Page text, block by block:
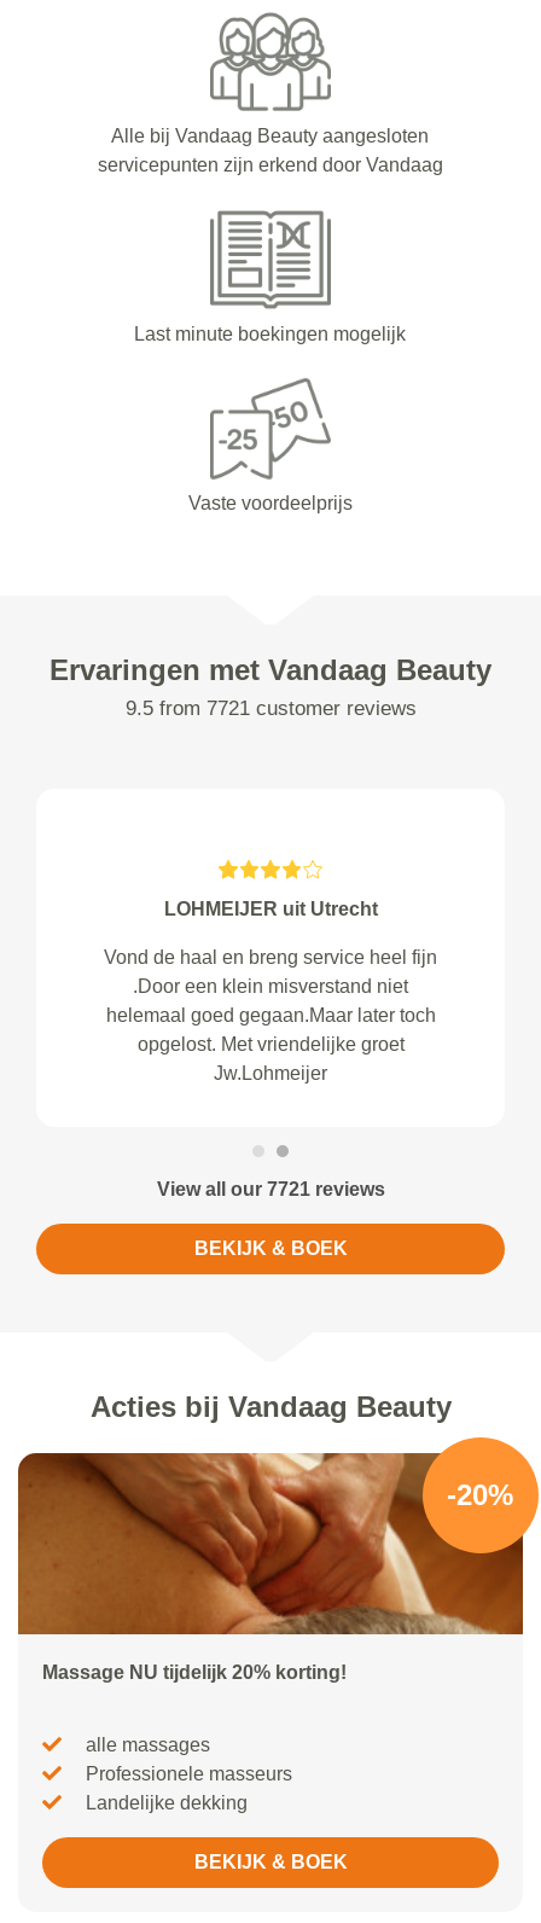
Alle bij Vandaag Beauty aangesloten
servicepunten zijn erkend door Vandaag
Last minute boekingen mogelijk
Vaste voordeelprijs
Ervaringen met Vandaag Beauty
9.5 from 7721 customer reviews
LOHMEIJER uit Utrecht
Vond de haal en breng service heel fijn
.Door een klein misverstand niet
helemaal goed gegaan.Maar later toch
opgelost. Met vriendelijke groet
Jw.Lohmeijer
View all our 7721 reviews
BEKIJK & BOEK
Acties bij Vandaag Beauty
-20%
Massage NU tijdelijk 20% korting!
alle massages
Professionele masseurs
Landelijke dekking
BEKIJK & BOEK